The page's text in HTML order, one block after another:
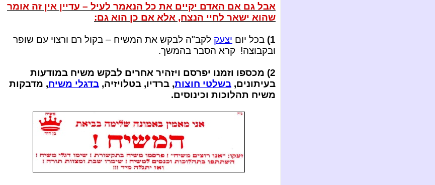
אבל גם אם האדם יקיים את כל הנאמר לעיל – עדיין אין זה אומר
שהוא ישאר לחיי הנצח, אלא אם כן הוא גם:
1) בכל יום יצעק לקב"ה לבקש את המשיח – בקול רם ורצוי עם שופר
ובקבוצה! קרא הסבר בהמשך.
2) מכספו וזמנו יפרסם ויזהיר אחרים לבקש משיח במודעות
בעיתונים, בשלטי חוצות, ברדיו, בטלויזיה, בדגלי משיח, מדבקות
משיח תהלוכות וכינוסים.